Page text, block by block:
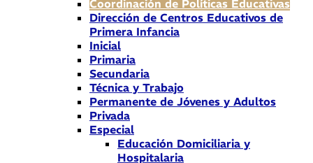
Coordinación de Políticas Educativas
Dirección de Centros Educativos de
Primera Infancia
Inicial
Primaria
Secundaria
Técnica y Trabajo
Permanente de Jóvenes y Adultos
Privada
Especial
Educación Domiciliaria y
Hospitalaria